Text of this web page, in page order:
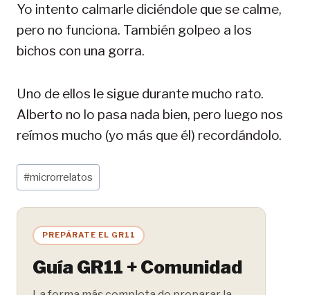
Yo intento calmarle diciéndole que se calme,
pero no funciona. También golpeo a los
bichos con una gorra.
Uno de ellos le sigue durante mucho rato.
Alberto no lo pasa nada bien, pero luego nos
reímos mucho (yo más que él) recordándolo.
Etiquetas
de
la
entrada:
#microrrelatos
PREPÁRATE EL GR11
Guía GR11 + Comunidad